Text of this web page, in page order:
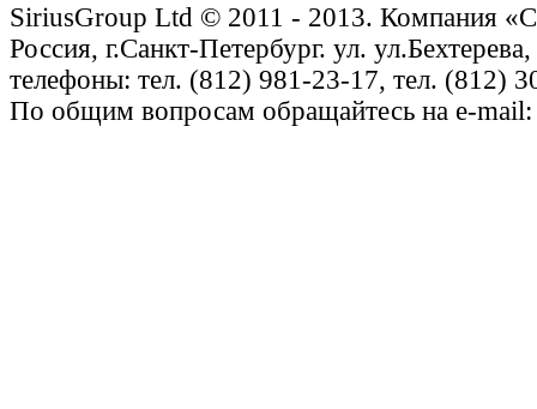
SiriusGroup Ltd © 2011 - 2013. Компания
Россия, г.Санкт-Петербург. ул.
телефоны: тел. (812) 981-23-17, тел. (812)
По общим вопросам обращайтесь на e-